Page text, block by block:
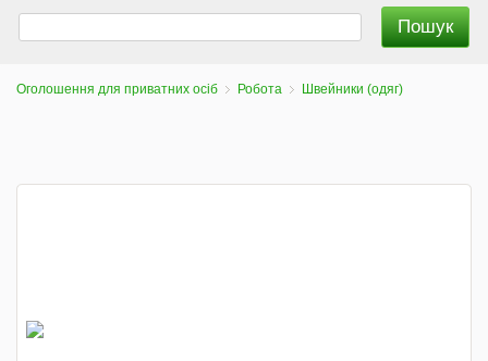
Оголошення для приватних осіб Робота Швейники (одяг)